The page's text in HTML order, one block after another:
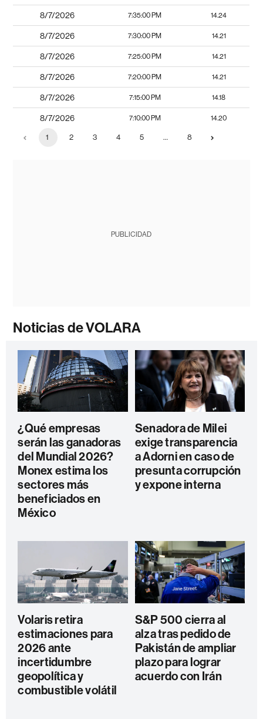
8/7/2026 7:35:00 PM 14.24
8/7/2026 7:30:00 PM 14.21
8/7/2026 7:25:00 PM 14.21
8/7/2026 7:20:00 PM 14.21
8/7/2026 7:15:00 PM 14.18
8/7/2026 7:10:00 PM 14.20
1 2 3 4 5 … 8
PUBLICIDAD
Noticias de VOLARA
¿Qué empresas
serán las ganadoras
del Mundial 2026?
Monex estima los
sectores más
beneficiados en
México
Senadora de Milei
exige transparencia
a Adorni en caso de
presunta corrupción
y expone interna
Volaris retira
estimaciones para
2026 ante
incertidumbre
geopolítica y
combustible volátil
S&P 500 cierra al
alza tras pedido de
Pakistán de ampliar
plazo para lograr
acuerdo con Irán